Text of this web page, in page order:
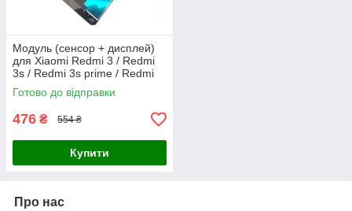
Модуль (сенсор + дисплей)
для Xiaomi Redmi 3 / Redmi
3s / Redmi 3s prime / Redmi
3x золотий
Готово до відправки
476 ₴ 554 ₴
Купити
Про нас